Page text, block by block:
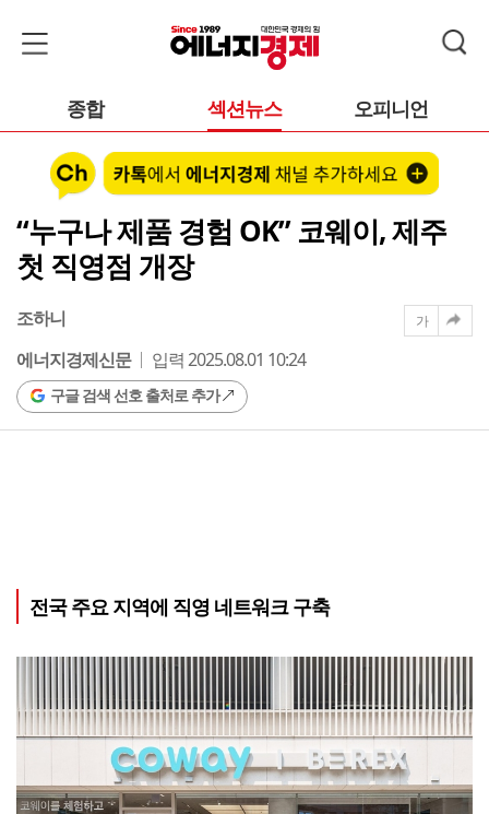
종합 섹션뉴스 오피니언
“누구나 제품 경험 OK” 코웨이, 제주
첫 직영점 개장
조하니
에너지경제신문
입력 2025.08.01 10:24
구글 검색 선호 출처로 추가
가
전국 주요 지역에 직영 네트워크 구축